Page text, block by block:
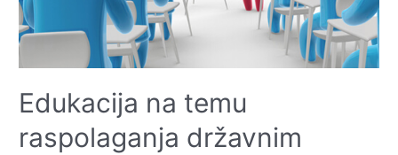
Edukacija na temu
raspolaganja državnim